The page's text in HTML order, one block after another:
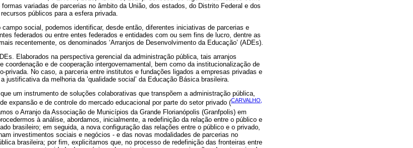
variadas de parcerias no âmbito da União, dos estados, do Distrito Federal e dos
públicos para a esfera privada.
social, podemos identificar, desde então, diferentes iniciativas de parcerias e
federados ou entre entes federados e entidades com ou sem fins de lucro, dentre as
recentemente, os denominados ‘Arranjos de Desenvolvimento da Educação’ (ADEs).
Elaborados na perspectiva gerencial da administração pública, tais arranjos
coordenação e de cooperação intergovernamental, bem como da institucionalização de
privada. No caso, a parceria entre institutos e fundações ligados a empresas privadas e
justificativa da melhoria da ‛qualidade social’ da Educação Básica brasileira.
um instrumento de soluções colaborativas que transpõem a administração pública,
expansão e de controle do mercado educacional por parte do setor privado (CARVALHO,
o Arranjo da Associação de Municípios da Grande Florianópolis (Granfpolis) em
à análise, abordamos, inicialmente, a redefinição da relação entre o público e
brasileiro; em seguida, a nova configuração das relações entre o público e o privado,
investimentos sociais e negócios - e das novas modalidades de parcerias no
brasileira; por fim, explicitamos que, no processo de redefinição das fronteiras entre